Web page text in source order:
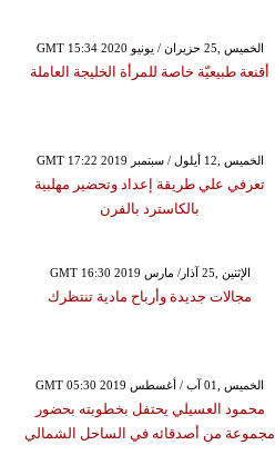
GMT 15:34 2020 الخميس ,25 حزيران / يونيو
أقنعة طبيعيّة خاصة للمرأة الخليجة العاملة
GMT 17:22 2019 الخميس ,12 أيلول / سبتمبر
تعرفي علي طريقة إعداد وتحضير مهلبية
بالكاسترد بالفرن
GMT 16:30 2019 الإثنين ,25 آذار/ مارس
مجالات جديدة وأرباح مادية تنتظرك
GMT 05:30 2019 الخميس ,01 آب / أغسطس
محمود العسيلي يحتفل بخطوبته بحضور
مجموعة من أصدقائه في الساحل الشمالي